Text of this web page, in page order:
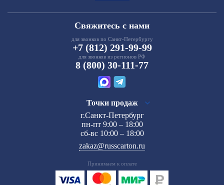
Свяжитесь с нами
для звонков по Санкт-Петербургу
+7 (812) 291-99-99
для звонков из регионов РФ
8 (800) 30-111-77
Точки продаж
г.Санкт-Петербург
пн-пт 9:00 – 18:00
сб-вс 10:00 – 18:00
zakaz@russcarton.ru
Принимаем к оплате